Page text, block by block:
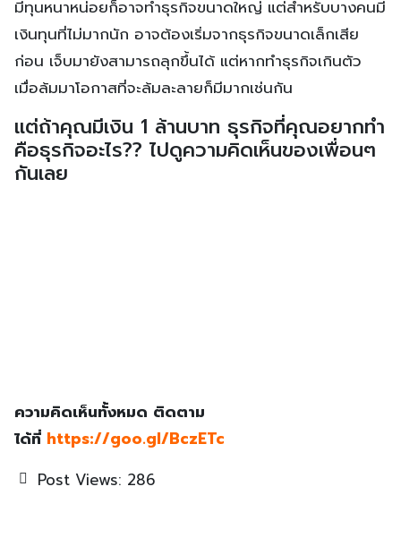
มีทุนหนาหน่อยก็อาจทำธุรกิจขนาดใหญ่ แต่สำหรับบางคนมี
เงินทุนที่ไม่มากนัก อาจต้องเริ่มจากธุรกิจขนาดเล็กเสีย
ก่อน เจ็บมายังสามารถลุกขึ้นได้ แต่หากทำธุรกิจเกินตัว
เมื่อล้มมาโอกาสที่จะล้มละลายก็มีมากเช่นกัน
แต่ถ้าคุณมีเงิน 1 ล้านบาท ธุรกิจที่คุณอยากทำ
คือธุรกิจอะไร?? ไปดูความคิดเห็นของเพื่อนๆ
กันเลย
ความคิดเห็นทั้งหมด ติดตาม
ได้ที่ https://goo.gl/BczETc
Post Views: 286